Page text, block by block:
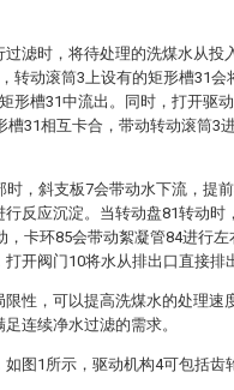
滤时，将待处理的洗煤水从投
转动滚筒3上设有的矩形槽31会
形槽31中流出。同时，打开驱
槽31相互卡合，带动转动滚筒3
，斜支板7会带动水下流，提
反应沉淀。当转动盘81转动时
，卡环85会带动絮凝管84进行
开阀门10将水从排出口直接排
性，可以提高洗煤水的处理速
连续净水过滤的需求。
图1所示，驱动机构4可包括齿